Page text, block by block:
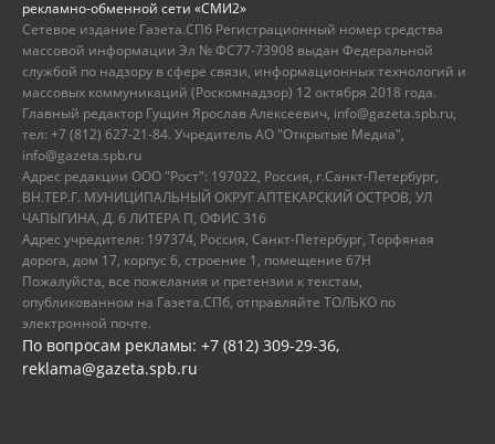
рекламно-обменной сети «СМИ2»
Сетевое издание Газета.СПб Регистрационный номер средства
массовой информации Эл № ФС77-73908 выдан Федеральной
службой по надзору в сфере связи, информационных технологий и
массовых коммуникаций (Роскомнадзор) 12 октября 2018 года.
Главный редактор Гущин Ярослав Алексеевич, info@gazeta.spb.ru,
тел: +7 (812) 627-21-84. Учредитель АО "Открытые Медиа",
info@gazeta.spb.ru
Адрес редакции ООО "Рост": 197022, Россия, г.Санкт-Петербург,
ВН.ТЕР.Г. МУНИЦИПАЛЬНЫЙ ОКРУГ АПТЕКАРСКИЙ ОСТРОВ, УЛ
ЧАПЫГИНА, Д. 6 ЛИТЕРА П, ОФИС 316
Адрес учредителя: 197374, Россия, Санкт-Петербург, Торфяная
дорога, дом 17, корпус 6, строение 1, помещение 67Н
Пожалуйста, все пожелания и претензии к текстам,
опубликованном на Газета.СПб, отправляйте ТОЛЬКО по
электронной почте.
По вопросам рекламы: +7 (812) 309-29-36,
reklama@gazeta.spb.ru